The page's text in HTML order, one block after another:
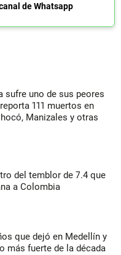
de Whatsapp
sufre uno de sus peores
111 muertos en
Manizales y otras
del temblor de 7.4 que
a Colombia
que dejó en Medellín y
más fuerte de la década